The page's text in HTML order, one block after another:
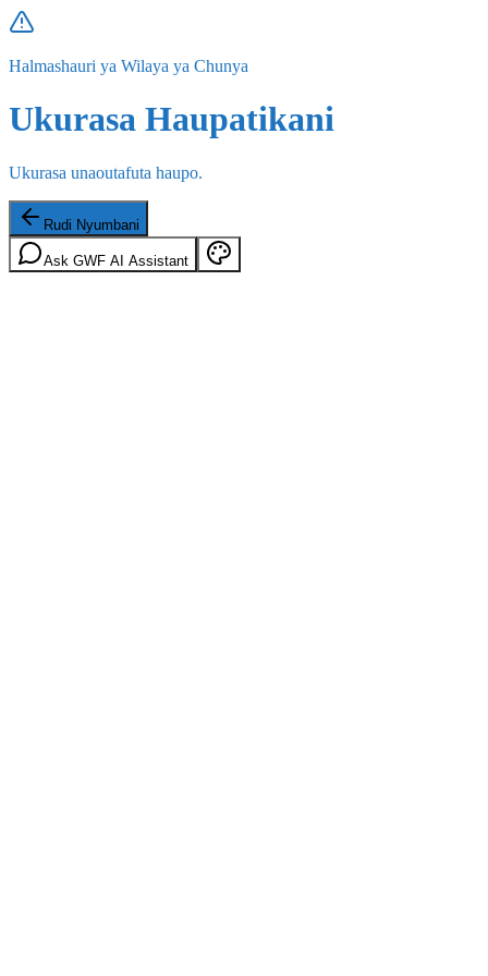
Halmashauri ya Wilaya ya Chunya
Ukurasa Haupatikani
Ukurasa unaoutafuta haupo.
Rudi Nyumbani
Ask GWF AI Assistant